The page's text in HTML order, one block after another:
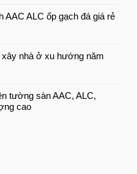
AAC ALC ốp gạch đá giá rẻ
nhà ở xu hướng năm
tường sàn AAC, ALC,
cao